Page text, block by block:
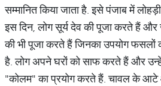
सम्मानित किया जाता है. इसे पंजाब में
इस दिन, लोग सूर्य देव की पूजा करते हैं
की भी पूजा करते हैं जिनका उपयोग फसलों
है. लोग अपने घरों को साफ करते हैं और
"कोलम" का प्रयोग करते हैं. चावल के आटे